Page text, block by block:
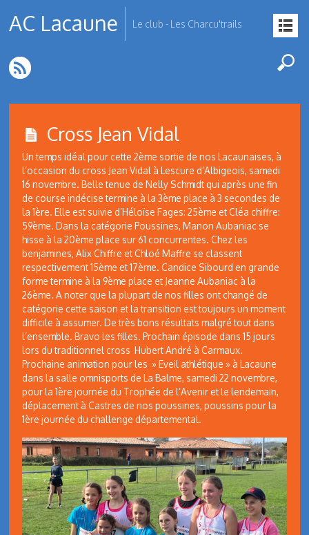
AC Lacaune Le club - Les Charcu'trails
Cross Jean Vidal
Un temps idéal pour cette 2ème sortie de nos Lacaunaises, à
l’occasion du cross Jean Vidal à Lescure d’Albigeois, samedi
16 novembre. Belle tenue de Nelly Schmidt qui après une fin
de course indécise termine à la 3ème place à 3 secondes de
la 1ère. Elle est suivie d’Héloïse Fages: 25ème et Cléa chiffre:
59ème. Dans la catégorie Poussines, Manon Aubaniac se
hisse à la 20ème place sur 61 concurrentes. Chez les
benjamines, Alix Chiffre et Chloé Maffre se classent
respectivement 15ème et 17ème. Candice Sibourd en grande
forme termine à la 9ème place et Jeanne Aubaniac à la
26ème. A noter que la plupart de nos filles ont changé de
catégorie cette saison et la transition est toujours un moment
difficile à assumer. De très bons résultats malgré tout dans
l’ensemble. Bravo les filles. Prochain épisode dans 15 jours
lors du traditionnel cross Hubert André à Carmaux.
Prochaine animation pour les » Eveil athlétique » à Lacaune
dans la salle omnisports de La Balme, samedi 22 novembre,
pour la 1ère journée du Trophée de l’Avenir et le lendemain,
déplacement à Castres de nos poussines, poussins pour la
1ère journée du challenge départemental.